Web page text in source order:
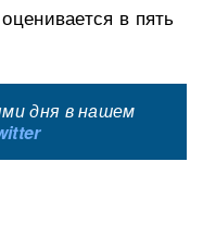
в пять
дня в нашем